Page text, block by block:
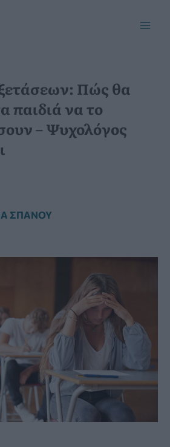
Πώς θα
παιδιά να το
– Ψυχολόγος
ΣΠΑΝΟΎ